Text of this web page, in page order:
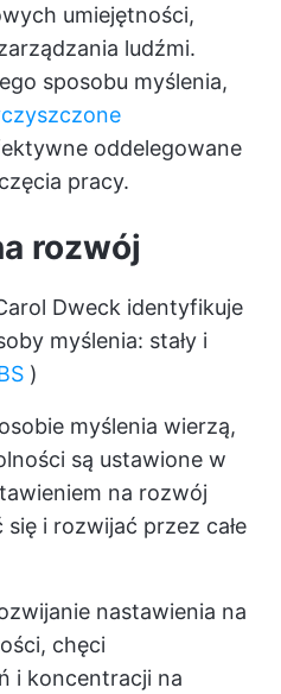
umiejętności,
ludźmi.
sposobu myślenia,
oddelegowane
pracy.
rozwój
Dweck identyfikuje
myślenia: stały i
)
myślenia wierzą,
są ustawione w
na rozwój
i rozwijać przez całe
nastawienia na
chęci
i koncentracji na